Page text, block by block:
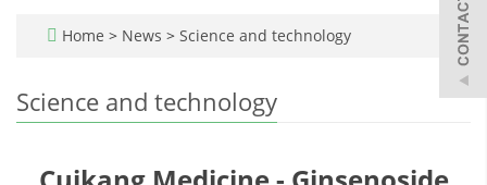
Home > News > Science and technology
Science and technology